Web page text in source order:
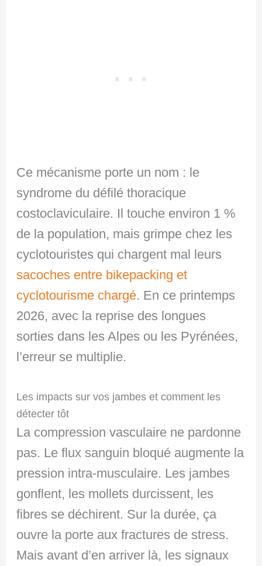
Ce mécanisme porte un nom : le
syndrome du défilé thoracique
costoclaviculaire. Il touche environ 1 %
de la population, mais grimpe chez les
cyclotouristes qui chargent mal leurs
sacoches entre bikepacking et
cyclotourisme chargé. En ce printemps
2026, avec la reprise des longues
sorties dans les Alpes ou les Pyrénées,
l’erreur se multiplie.
Les impacts sur vos jambes et comment les
détecter tôt
La compression vasculaire ne pardonne
pas. Le flux sanguin bloqué augmente la
pression intra-musculaire. Les jambes
gonflent, les mollets durcissent, les
fibres se déchirent. Sur la durée, ça
ouvre la porte aux fractures de stress.
Mais avant d’en arriver là, les signaux